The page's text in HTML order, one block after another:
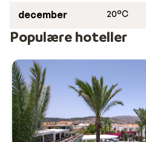
december 20°C
Populære hoteller